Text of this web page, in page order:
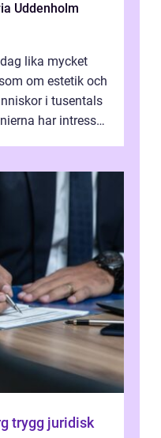
Uddenholm
lika mycket
om estetik och
i tusentals
har intresset